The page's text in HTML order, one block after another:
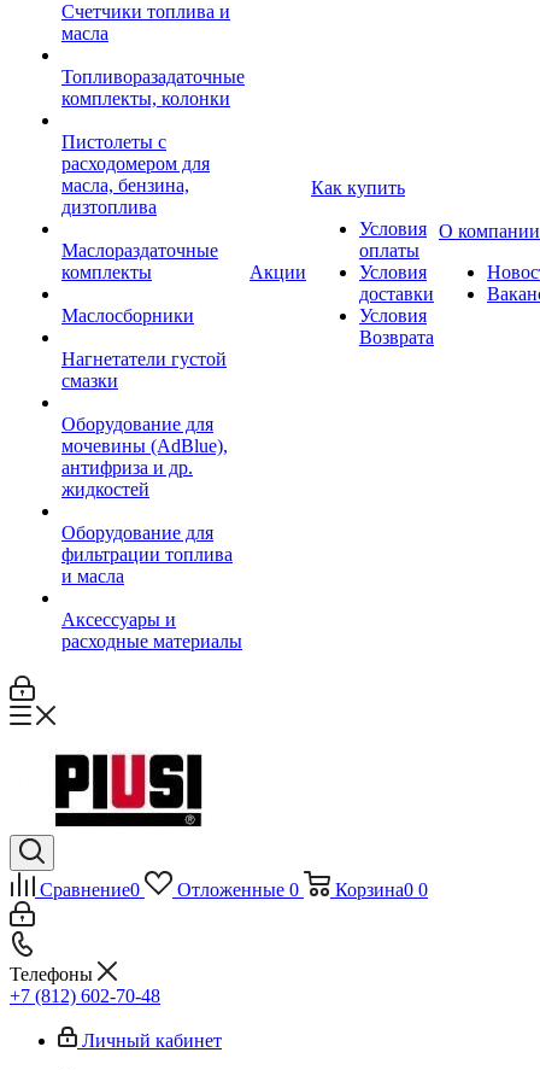
Счетчики топлива и
масла
Топливоразадаточные
комплекты, колонки
Пистолеты с
расходомером для
масла, бензина,
дизтоплива
Маслораздаточные
комплекты
Маслосборники
Нагнетатели густой
смазки
Оборудование для
мочевины (AdBlue),
антифриза и др.
жидкостей
Оборудование для
фильтрации топлива
и масла
Аксессуары и
расходные материалы
Акции
Как купить
Условия
оплаты
Условия
доставки
Условия
Возврата
О компании
Сравнение0 Отложенные 0 Корзина0 0
Телефоны
+7 (812) 602-70-48
Личный кабинет